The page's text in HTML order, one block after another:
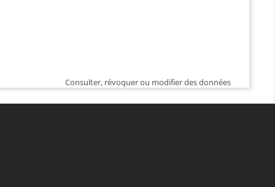
Consulter, révoquer ou modifier des données